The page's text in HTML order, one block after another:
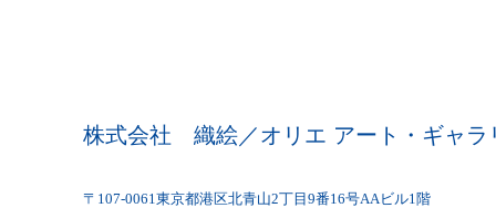
株式会社 織絵／オリエ アート・ギャラ
〒107-0061東京都港区北青山2丁目9番16号AAビル1階